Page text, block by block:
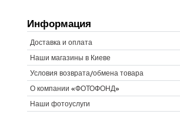
Информация
Доставка и оплата
Наши магазины в Киеве
Условия возврата/обмена товара
О компании «ФОТОФОНД»
Наши фотоуслуги